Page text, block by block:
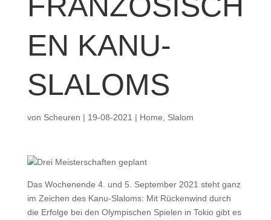
EN KANU-
SLALOMS
von Scheuren | 19-08-2021 | Home Slalom
Drei Meisterschaften geplant
Das Wochenende 4. und 5. September 2021 steht ganz
im Zeichen des Kanu-Slaloms: Mit Rückenwind durch
die Erfolge bei den Olympischen Spielen in Tokio gibt es